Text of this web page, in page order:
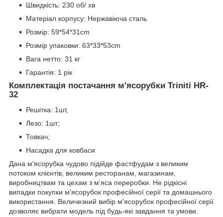
Швидкість: 230 об/ хв
Матеріал корпусу: Нержавіюча сталь
Розмір: 59*54*31cm
Розмір упаковки: 63*33*53cm
Вага нетто: 31 кг
Гарантія: 1 рік
Комплектація постачання м'ясорубки Triniti HR-
32
Решітка: 1шт,
Лезо: 1шт;
Товкач;
Насадка для ковбаси
Дана м'ясорубка чудово підійде фастфудам з великим
потоком клієнтів, великим ресторанам, магазинам,
виробництвам та цехам з м'яса переробки. Не рідкісні
випадки покупки м'ясорубок професійної серії та домашнього
використання. Величезний вибір м'ясорубок професійної серії
дозволяє вибрати модель під будь-які завдання та умови.